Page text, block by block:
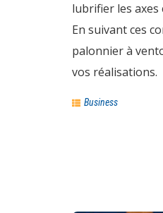
lubrifier les axes
En suivant ces
palonnier à
vos réalisations.
Business